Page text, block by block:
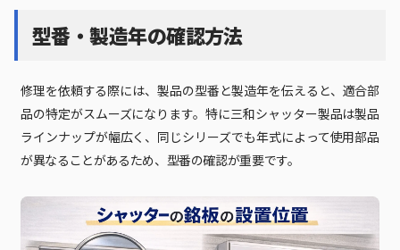
型番・製造年の確認方法
修理を依頼する際には、製品の型番と製造年を伝えると、適合部
品の特定がスムーズになります。特に三和シャッター製品は製品
ラインナップが幅広く、同じシリーズでも年式によって使用部品
が異なることがあるため、型番の確認が重要です。